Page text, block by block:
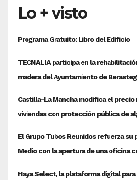
Lo + visto